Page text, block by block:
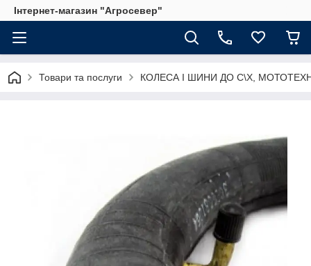
Інтернет-магазин "Агросевер"
Товари та послуги КОЛЕСА І ШИНИ ДО С\Х,